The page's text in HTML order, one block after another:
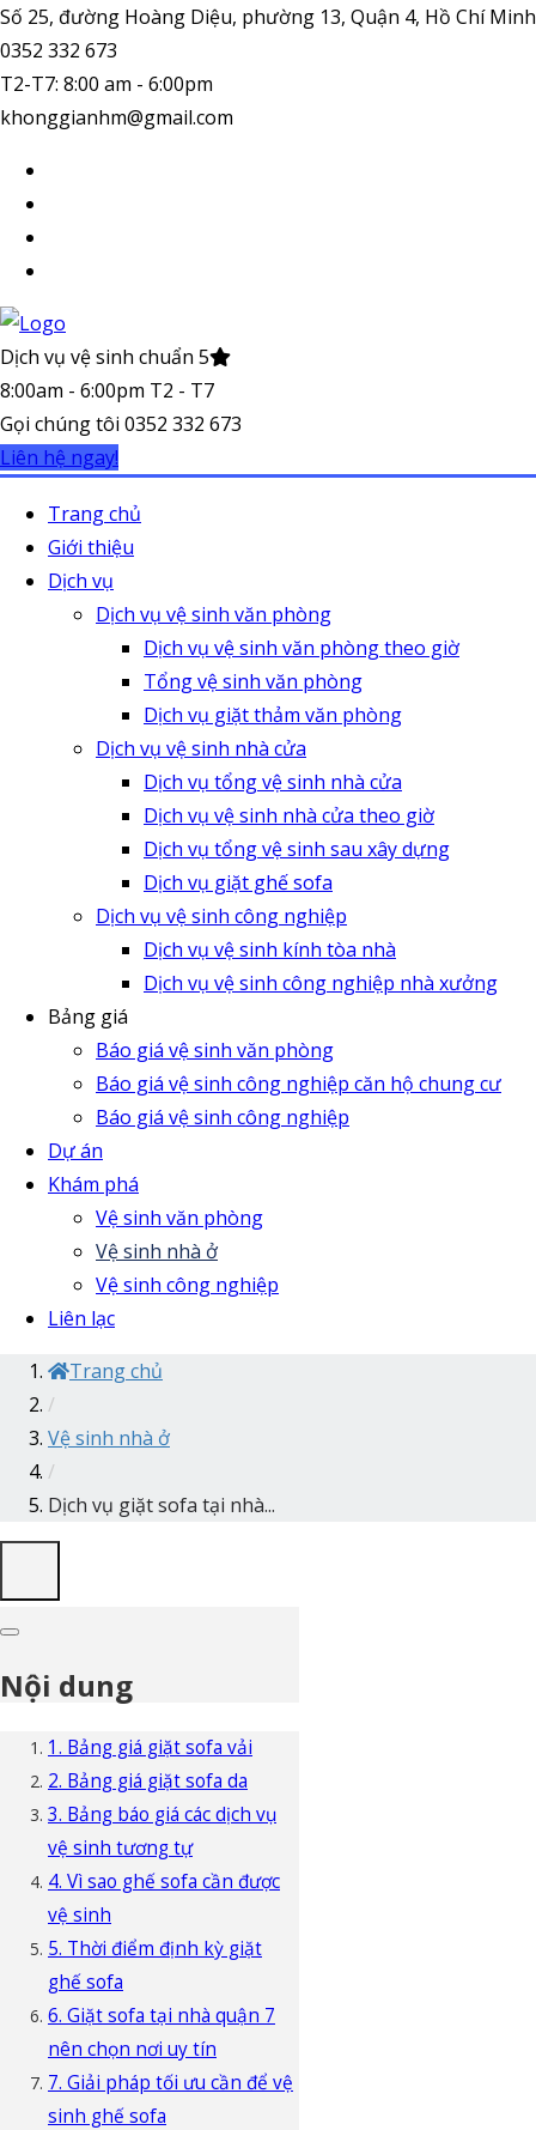
Số 25, đường Hoàng Diệu, phường 13, Quận 4, Hồ Chí Minh
0352 332 673
T2-T7: 8:00 am - 6:00pm
khonggianhm@gmail.com
Dịch vụ vệ sinh chuẩn 5
8:00am - 6:00pm T2 - T7
Gọi chúng tôi 0352 332 673
Liên hệ ngay!
Trang chủ
Giới thiệu
Dịch vụ
Dịch vụ vệ sinh văn phòng
Dịch vụ vệ sinh văn phòng theo giờ
Tổng vệ sinh văn phòng
Dịch vụ giặt thảm văn phòng
Dịch vụ vệ sinh nhà cửa
Dịch vụ tổng vệ sinh nhà cửa
Dịch vụ vệ sinh nhà cửa theo giờ
Dịch vụ tổng vệ sinh sau xây dựng
Dịch vụ giặt ghế sofa
Dịch vụ vệ sinh công nghiệp
Dịch vụ vệ sinh kính tòa nhà
Dịch vụ vệ sinh công nghiệp nhà xưởng
Bảng giá
Báo giá vệ sinh văn phòng
Báo giá vệ sinh công nghiệp căn hộ chung cư
Báo giá vệ sinh công nghiệp
Dự án
Khám phá
Vệ sinh văn phòng
Vệ sinh nhà ở
Vệ sinh công nghiệp
Liên lạc
Trang chủ
/
Vệ sinh nhà ở
/
Dịch vụ giặt sofa tại nhà...
Nội dung
1. Bảng giá giặt sofa vải
2. Bảng giá giặt sofa da
3. Bảng báo giá các dịch vụ
vệ sinh tương tự
4. Vì sao ghế sofa cần được
vệ sinh
5. Thời điểm định kỳ giặt
ghế sofa
6. Giặt sofa tại nhà quận 7
nên chọn nơi uy tín
7. Giải pháp tối ưu cần để vệ
sinh ghế sofa